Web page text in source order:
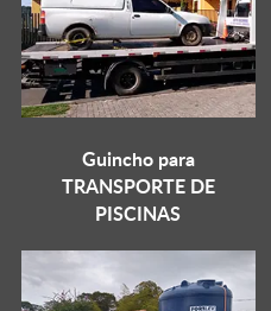
Guincho para
TRANSPORTE DE
PISCINAS